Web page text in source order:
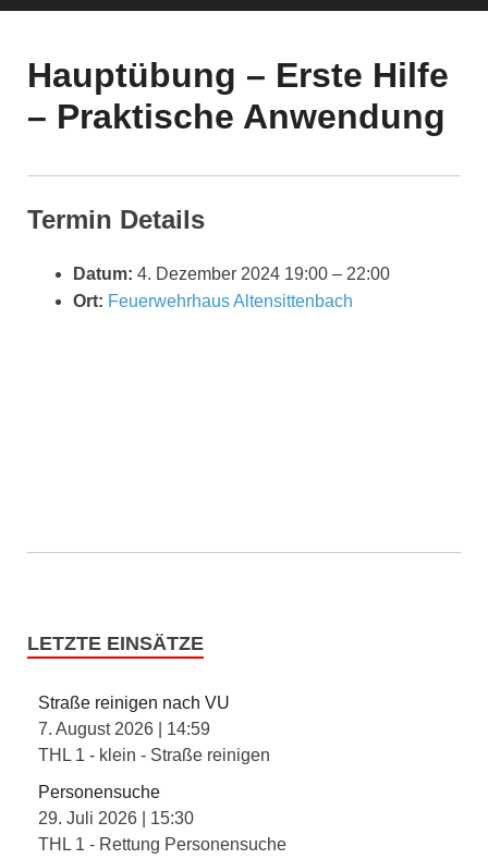
Hauptübung – Erste Hilfe
– Praktische Anwendung
Termin Details
Datum: 4. Dezember 2024 19:00 – 22:00
Ort: Feuerwehrhaus Altensittenbach
LETZTE EINSÄTZE
Straße reinigen nach VU
7. August 2026
14:59
THL 1 - klein - Straße reinigen
Personensuche
29. Juli 2026
15:30
THL 1 - Rettung Personensuche